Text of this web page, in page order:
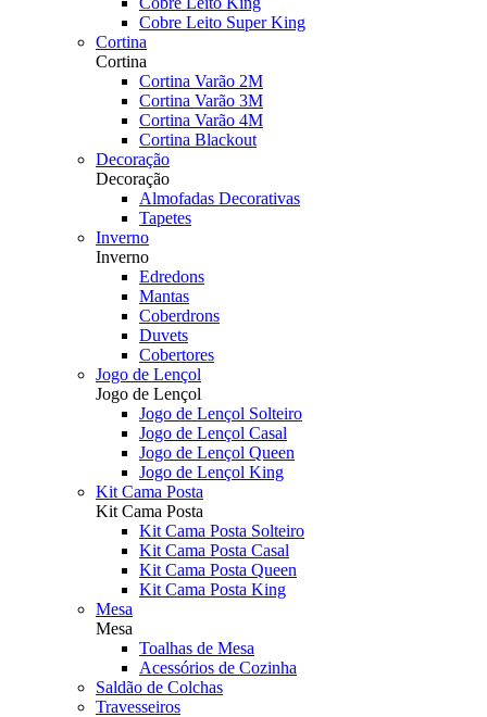
Cobre Leito Super King
Cortina
Cortina
Cortina Varão 2M
Cortina Varão 3M
Cortina Varão 4M
Cortina Blackout
Decoração
Decoração
Almofadas Decorativas
Tapetes
Inverno
Inverno
Edredons
Mantas
Coberdrons
Duvets
Cobertores
Jogo de Lençol
Jogo de Lençol
Jogo de Lençol Solteiro
Jogo de Lençol Casal
Jogo de Lençol Queen
Jogo de Lençol King
Kit Cama Posta
Kit Cama Posta
Kit Cama Posta Solteiro
Kit Cama Posta Casal
Kit Cama Posta Queen
Kit Cama Posta King
Mesa
Mesa
Toalhas de Mesa
Acessórios de Cozinha
Saldão de Colchas
Travesseiros